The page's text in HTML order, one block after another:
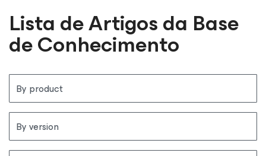
Lista de Artigos da Base
de Conhecimento
By product
By version